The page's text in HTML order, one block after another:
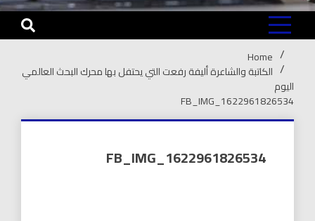
Home
الكاتبة والشاعرة أليفة رفعت التي يحتفل بها محرك البحث العالمي
اليوم
FB_IMG_1622961826534
FB_IMG_1622961826534